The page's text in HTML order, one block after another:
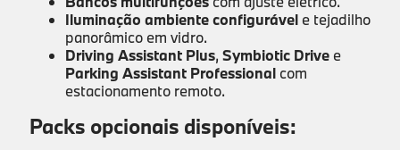
Iluminação ambiente configurávele tejadilho
panorâmico em vidro.
Driving Assistant Plus, Symbiotic Drivee
Parking Assistant Professionalcom
estacionamento remoto.
Packs opcionais disponíveis: